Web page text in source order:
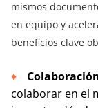
mismos
en equipo y
beneficios clave
colaborar en el